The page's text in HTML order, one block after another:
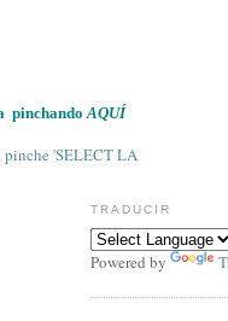
pinchandoAQUÍ
LANGUAGE' en
TRADUCIR
Powered by